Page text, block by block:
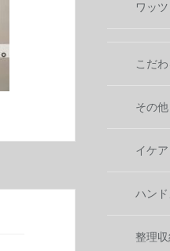
ワッ
こだわ
その他
イケア
ハン
整理収